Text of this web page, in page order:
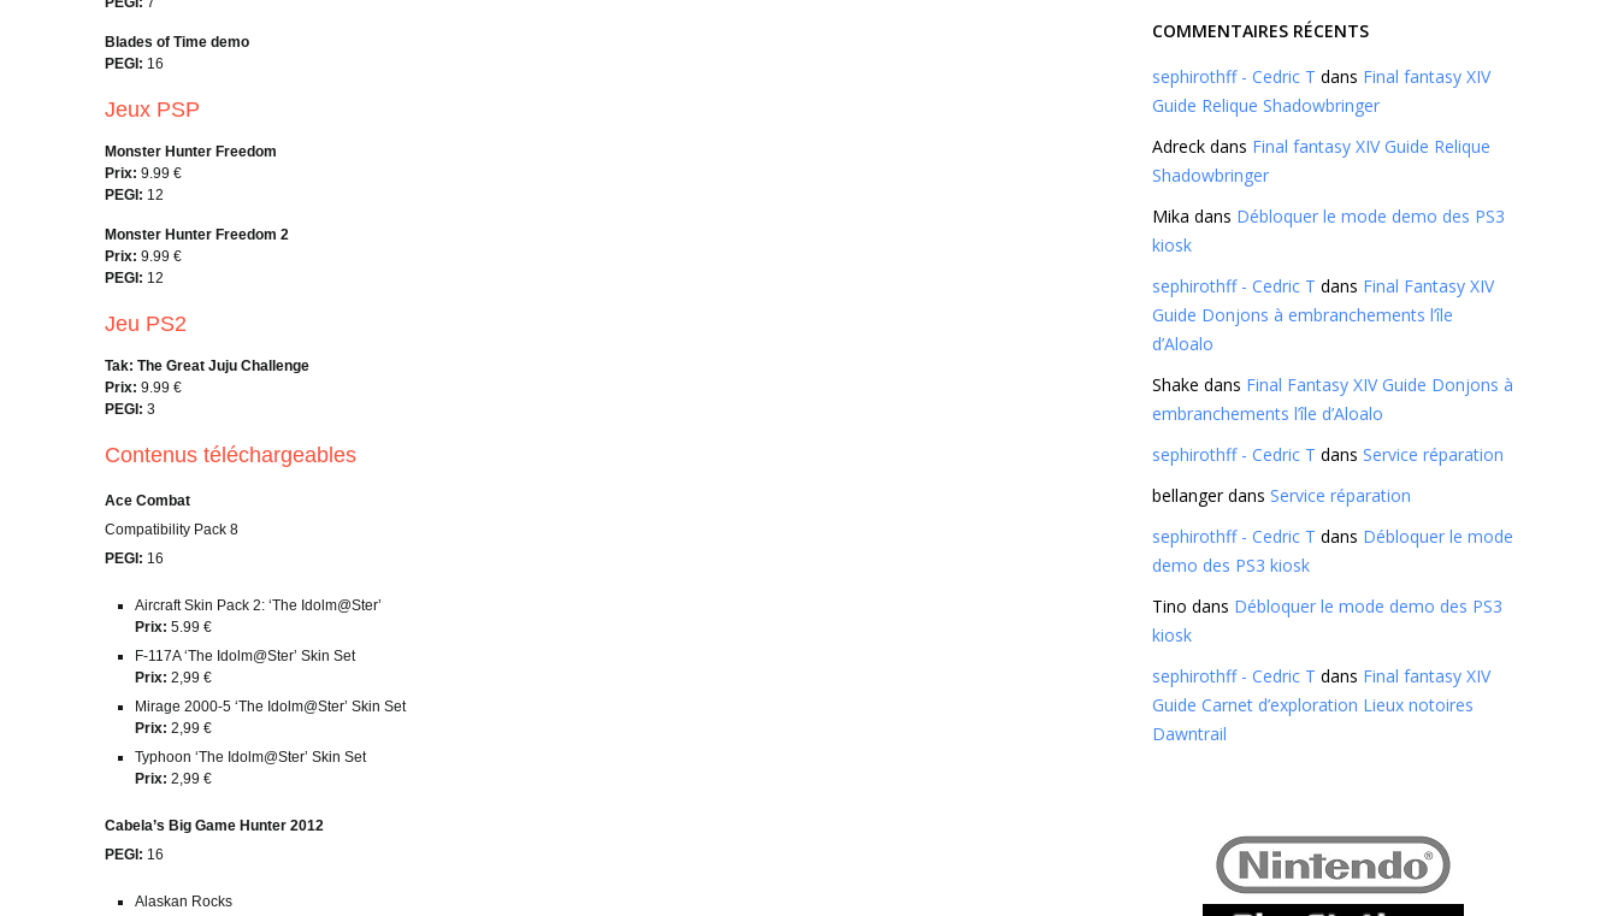
Blades of Time demo
PEGI: 16
Jeux PSP
Monster Hunter Freedom
Prix: 9.99 €
PEGI: 12
Monster Hunter Freedom 2
Prix: 9.99 €
PEGI: 12
Jeu PS2
Tak: The Great Juju Challenge
Prix: 9.99 €
PEGI: 3
Contenus téléchargeables
Ace Combat
Compatibility Pack 8
PEGI: 16
Aircraft Skin Pack 2: ‘The Idolm@Ster’
Prix: 5.99 €
F-117A ‘The Idolm@Ster’ Skin Set
Prix: 2,99 €
Mirage 2000-5 ‘The Idolm@Ster’ Skin Set
Prix: 2,99 €
Typhoon ‘The Idolm@Ster’ Skin Set
Prix: 2,99 €
Cabela’s Big Game Hunter 2012
PEGI: 16
Alaskan Rocks
COMMENTAIRES RÉCENTS
sephirothff - Cedric T dans Final fantasy XIV
Guide Relique Shadowbringer
Adreck dans Final fantasy XIV Guide Relique
Shadowbringer
Mika dans Débloquer le mode demo des PS3
kiosk
sephirothff - Cedric T dans Final Fantasy XIV
Guide Donjons à embranchements l’île
d’Aloalo
Shake dans Final Fantasy XIV Guide Donjons à
embranchements l’île d’Aloalo
sephirothff - Cedric T dans Service réparation
bellangerdans Service réparation
sephirothff - Cedric T dans Débloquer le mode
demo des PS3 kiosk
Tino dans Débloquer le mode demo des PS3
kiosk
sephirothff - Cedric T dans Final fantasy XIV
Guide Carnet d’exploration Lieux notoires
Dawntrail